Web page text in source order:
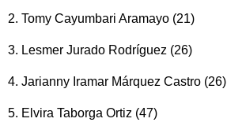
2. Tomy Cayumbari Aramayo (21)
3. Lesmer Jurado Rodríguez (26)
4. Jarianny Iramar Márquez Castro (26)
5. Elvira Taborga Ortiz (47)